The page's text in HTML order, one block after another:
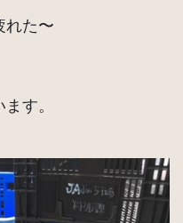
れた〜
す。